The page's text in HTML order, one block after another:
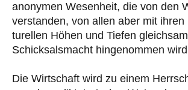
anonymen Wesenheit, die von den
verstanden, von allen aber mit
turellen Höhen und Tiefen
Schicksals­macht hingenommen
Die Wirtschaft wird zu einem